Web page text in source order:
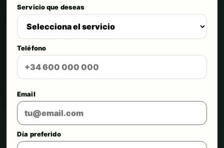
Servicio que deseas
Teléfono
Email
Día preferido